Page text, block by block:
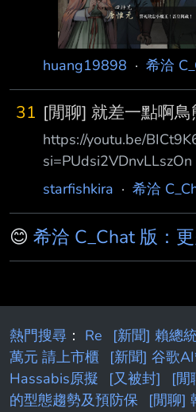
線那麼甜的結尾後應該
https://i.imgur.com/
多劇情沒玩到，但現在
妹嫁給瑞
huang19898 · 希洽
31 [閒聊] 就差一點啊鳥
https://youtu.be/
si=PUdsi2VDnvLLszOn
https://
播會有比較麻煩的問題
熊！ 差一點就讓你齁大
starfishkira · 希洽
😊 希洽 C_Chat 版：
熱門搜尋 ： Re
[新聞] 賴總
萬元 請上市櫃
[新聞] 谷歌
Hassabis原擬
[又被封]
[閒
的型態趨勢及預防保
[閒聊]